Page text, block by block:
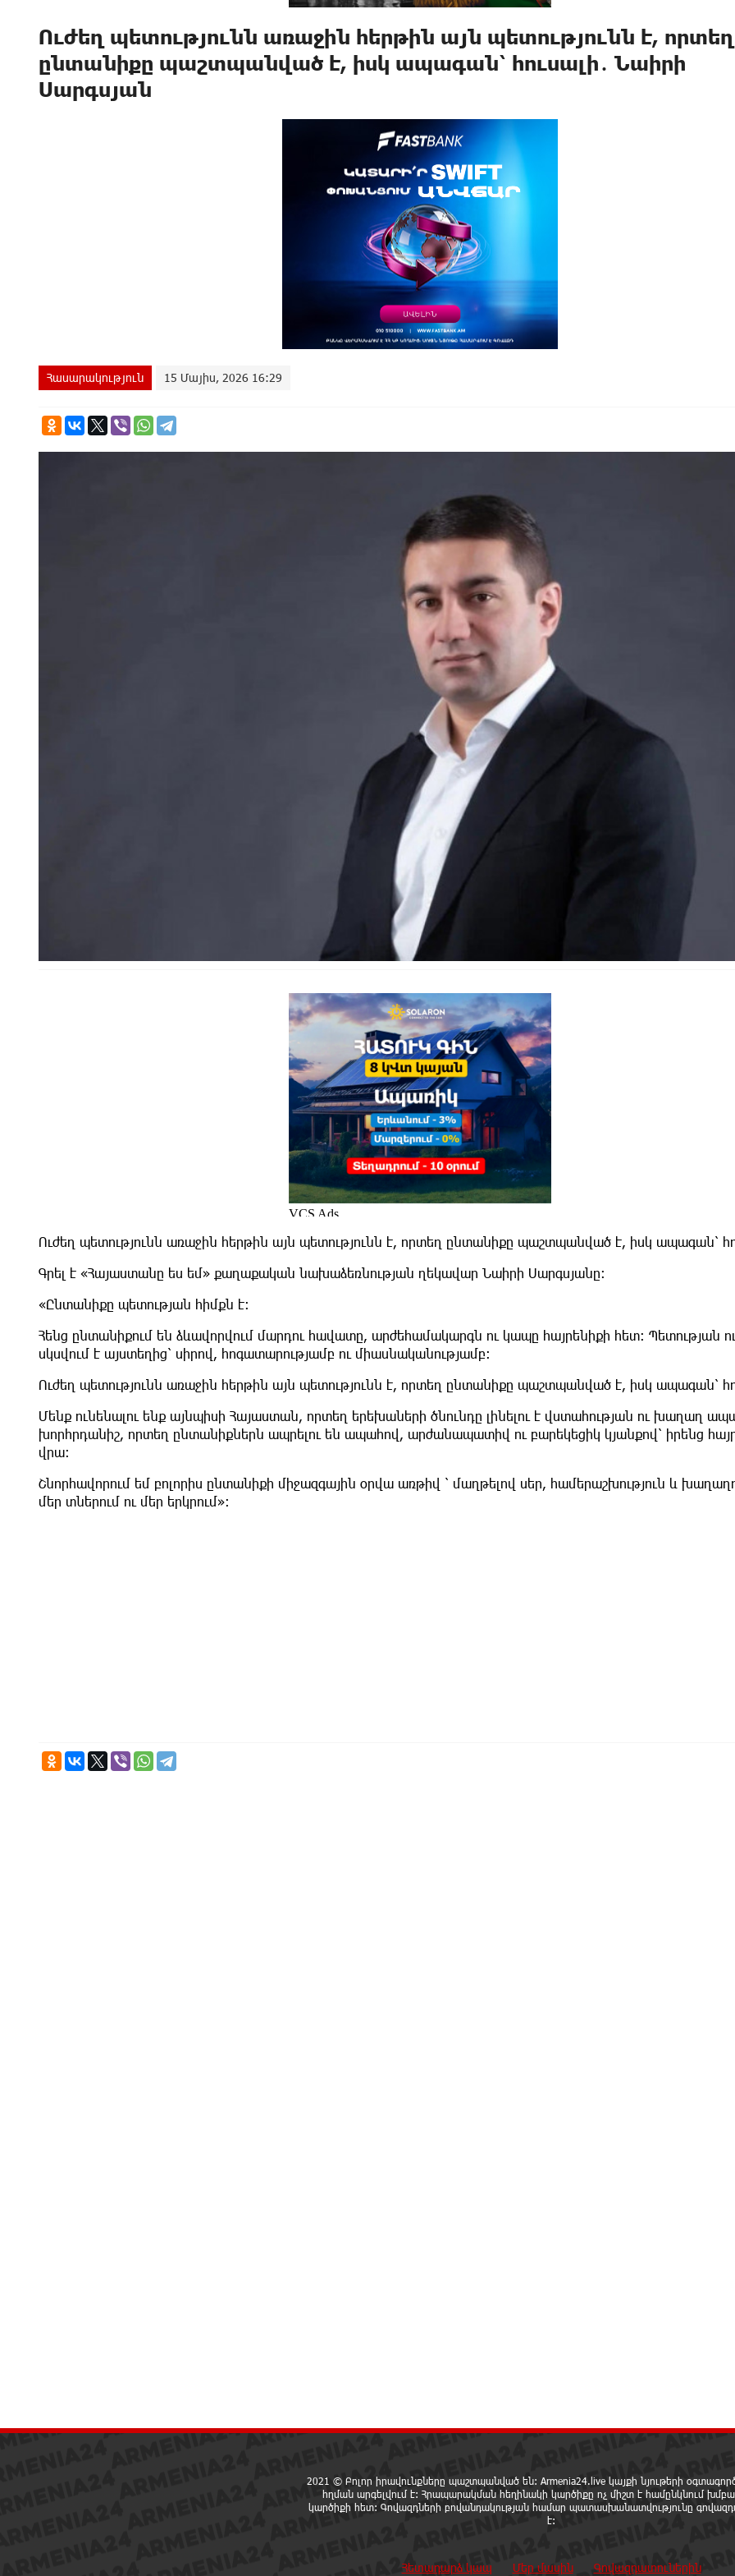
Ուժեղ պետությունն առաջին հերթին այն պետությունն է, որտեղ
ընտանիքը պաշտպանված է, իսկ ապագան՝ հուսալի․ Նաիրի
Սարգսյան
Հասարակություն 15 Մայիս, 2026 16:29
Ուժեղ պետությունն առաջին հերթին այն պետությունն է, որտեղ ընտանիքը պաշտպանված է, իսկ ապագան՝
Գրել է «Հայաստանը ես եմ» քաղաքական նախաձեռնության ղեկավար Նաիրի Սարգսյանը։
«Ընտանիքը պետության հիմքն է։
Հենց ընտանիքում են ձևավորվում մարդու հավատը, արժեհամակարգն ու կապը հայրենիքի հետ։ Պետության
սկսվում է այստեղից՝ սիրով, հոգատարությամբ ու միասնականությամբ։
Ուժեղ պետությունն առաջին հերթին այն պետությունն է, որտեղ ընտանիքը պաշտպանված է, իսկ ապագան՝
Մենք ունենալու ենք այնպիսի Հայաստան, որտեղ երեխաների ծնունդը լինելու է վստահության ու խաղաղ
խորհրդանիշ, որտեղ ընտանիքներն ապրելու են ապահով, արժանապատիվ ու բարեկեցիկ կյանքով՝ իրենց
վրա։
Շնորհավորում եմ բոլորիս ընտանիքի միջազգային օրվա առթիվ ՝ մաղթելով սեր, համերաշխություն և
մեր տներում ու մեր երկրում»։
2021 © Բոլոր իրավունքները պաշտպանված են: Armenia24.live կայքի նյութերի
հղման արգելվում է: Հրապարակման հեղինակի կարծիքը ոչ միշտ է համընկնում
կարծիքի հետ: Գովազդների բովանդակության համար պատասխանատվությունը
է:
Հետադարձ կապ Մեր մասին Գովազդատուներին